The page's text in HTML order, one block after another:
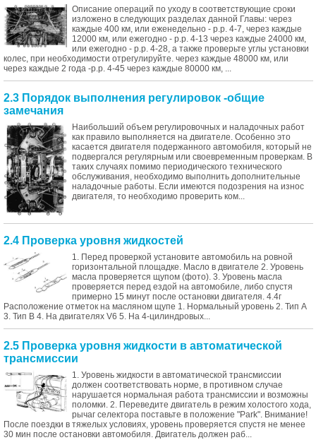
Описание операций по уходу в соответствующие сроки
изложено в следующих разделах данной Главы: через
каждые 400 км, или еженедельно - p.p. 4-7, через каждые
12000 км, или ежегодно - p.p. 4-13 через каждые 24000 км,
или ежегодно - p.p. 4-28, а также проверьте углы установки
колес, при необходимости отрегулируйте. через каждые 48000 км, или
через каждые 2 года -p.p. 4-45 через каждые 80000 км, ...
2.3 Порядок выполнения регулировок -общие
замечания
Наибольший объем регулировочных и наладочных работ
как правило выполняется на двигателе. Особенно это
касается двигателя подержанного автомобиля, который не
подвергался регулярным или своевременным проверкам. В
таких случаях помимо периодического технического
обслуживания, необходимо выполнить дополнительные
наладочные работы. Если имеются подозрения на износ
двигателя, то необходимо проверить ком...
2.4 Проверка уровня жидкостей
1. Перед проверкой установите автомобиль на ровной
горизонтальной площадке. Масло в двигателе 2. Уровень
масла проверяется щупом (фото). 3. Уровень масла
проверяется перед ездой на автомобиле, либо спустя
примерно 15 минут после остановки двигателя. 4.4г
Расположение отметок на масляном щупе 1. Нормальный уровень 2. Тип А
3. Тип В 4. На двигателях V6 5. На 4-цилиндровых...
2.5 Проверка уровня жидкости в автоматической
трансмиссии
1. Уровень жидкости в автоматической трансмиссии
должен соответствовать норме, в противном случае
нарушается нормальная работа трансмиссии и возможны
поломки. 2. Переведите двигатель в режим холостого хода,
рычаг селектора поставьте в положение "Park". Внимание!
После поездки в тяжелых условиях, уровень проверяется спустя не менее
30 мин после остановки автомобиля. Двигатель должен раб...